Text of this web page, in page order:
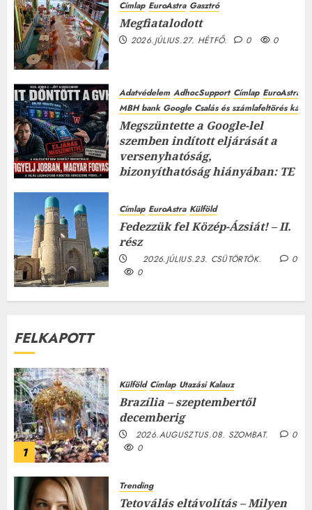
Címlap EuroAstra Gasztró
Megfiatalodott
2026.JÚLIUS.27. HÉTFŐ. 0 0
Adatvédelem AdhocSupport Címlap EuroAstra
MBH bank Google Csalás és számlafeltörés
Megszüntette a Google-lel
szemben indított eljárását a
versenyhatóság,
bizonyíthatóság hiányában: TE
2026.JÚLIUS.23. CSÜTÖRTÖK.
0
Címlap EuroAstra Külföld
Fedezzük fel Közép-Ázsiát! – II.
rész
2026.JÚLIUS.23. CSÜTÖRTÖK.
0
0
FELKAPOTT
1
Külföld Címlap Utazási Kalauz
Brazília – szeptembertől
decemberig
2026.AUGUSZTUS.08. SZOMBAT.
0
0
Trending
Tetoválás eltávolítás – Milyen